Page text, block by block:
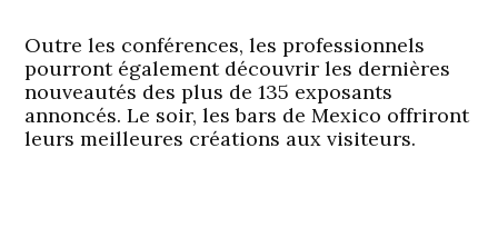
Outre les conférences, les professionnels
pourront également découvrir les dernières
nouveautés des plus de 135 exposants
annoncés. Le soir, les bars de Mexico offriront
leurs meilleures créations aux visiteurs.